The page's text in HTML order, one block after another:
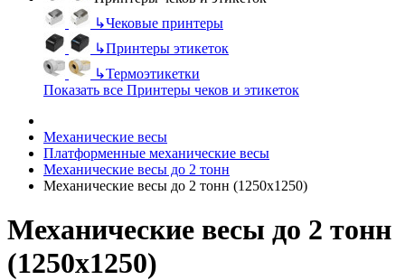
↳Чековые принтеры
↳Принтеры этикеток
↳Термоэтикетки
Показать все Принтеры чеков и этикеток
Механические весы
Платформенные механические весы
Механические весы до 2 тонн
Механические весы до 2 тонн (1250х1250)
Механические весы до 2 тонн
(1250х1250)